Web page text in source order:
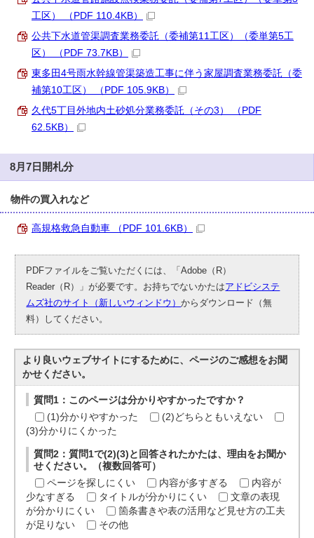
工区） （PDF 110.4KB）
公共下水道管渠調査業務委託（委補第11工区）（委単第5工
区） （PDF 73.7KB）
東多田4号雨水幹線管渠築造工事に伴う家屋調査業務委託（委
補第10工区） （PDF 105.9KB）
久代5丁目外地内土砂処分業務委託（その3） （PDF
62.5KB）
8月7日開札分
物件の買入れなど
高規格救急自動車 （PDF 101.6KB）
PDFファイルをご覧いただくには、「Adobe（R）
Reader（R）」が必要です。お持ちでないかたはアドビシステ
ムズ社のサイト（新しいウィンドウ）からダウンロード（無
料）してください。
より良いウェブサイトにするために、ページのご感想をお聞
かせください。
質問1：このページは分かりやすかったですか？
(1)分かりやすかった
(2)どちらともいえない
(3)分かりにくかった
質問2：質問1で(2)(3)と回答されたかたは、理由をお聞か
せください。（複数回答可）
ページを探しにくい
内容が多すぎる
内容が
少なすぎる
タイトルが分かりにくい
文章の表現
が分かりにくい
箇条書きや表の活用など見せ方の工夫
が足りない
その他